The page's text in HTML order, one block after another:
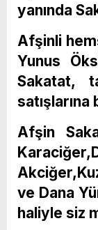
yanında
Afşinli
Yunus
Sakatat,
satışlarına
Afşin
ve Dana
haliyle siz